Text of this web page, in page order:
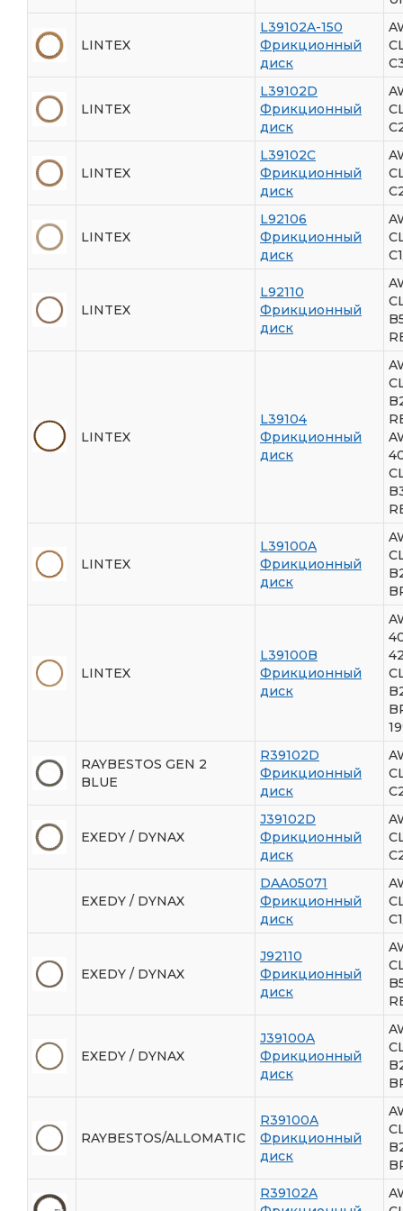
LINTEX
L39102A-150
Фрикционный
диск
LINTEX
L39102D
Фрикционный
диск
LINTEX
L39102C
Фрикционный
диск
LINTEX
L92106
Фрикционный
диск
LINTEX
L92110
Фрикционный
диск
LINTEX
L39104
Фрикционный
диск
LINTEX
L39100A
Фрикционный
диск
LINTEX
L39100B
Фрикционный
диск
RAYBESTOS GEN 2
BLUE
R39102D
Фрикционный
диск
EXEDY / DYNAX
J39102D
Фрикционный
диск
EXEDY / DYNAX
DAA05071
Фрикционный
диск
EXEDY / DYNAX
J92110
Фрикционный
диск
EXEDY / DYNAX
J39100A
Фрикционный
диск
RAYBESTOS/ALLOMATIC
R39100A
Фрикционный
диск
R39102A